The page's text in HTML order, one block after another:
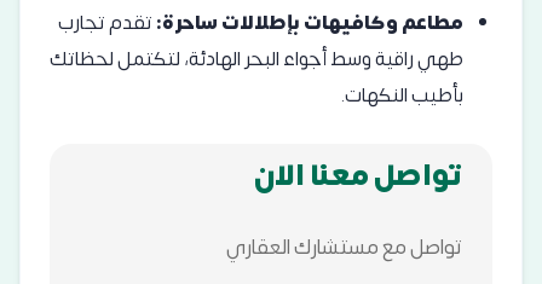
مطاعم وكافيهات بإطلالات ساحرة:تقدم تجارب
طهي راقية وسط أجواء البحر الهادئة، لتكتمل لحظاتك
بأطيب النكهات.
تواصل معنا الان
تواصل مع مستشارك العقاري